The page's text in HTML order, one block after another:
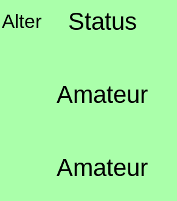
Alter Status
Amateur
Amateur